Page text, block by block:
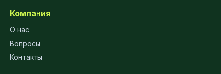
Компания
О нас
Вопросы
Контакты